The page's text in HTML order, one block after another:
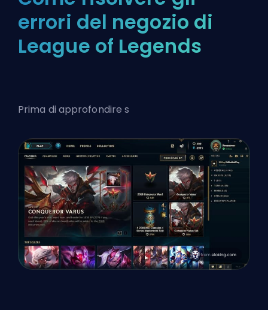
errori del negozio di
League of Legends
Prima di approfondire s